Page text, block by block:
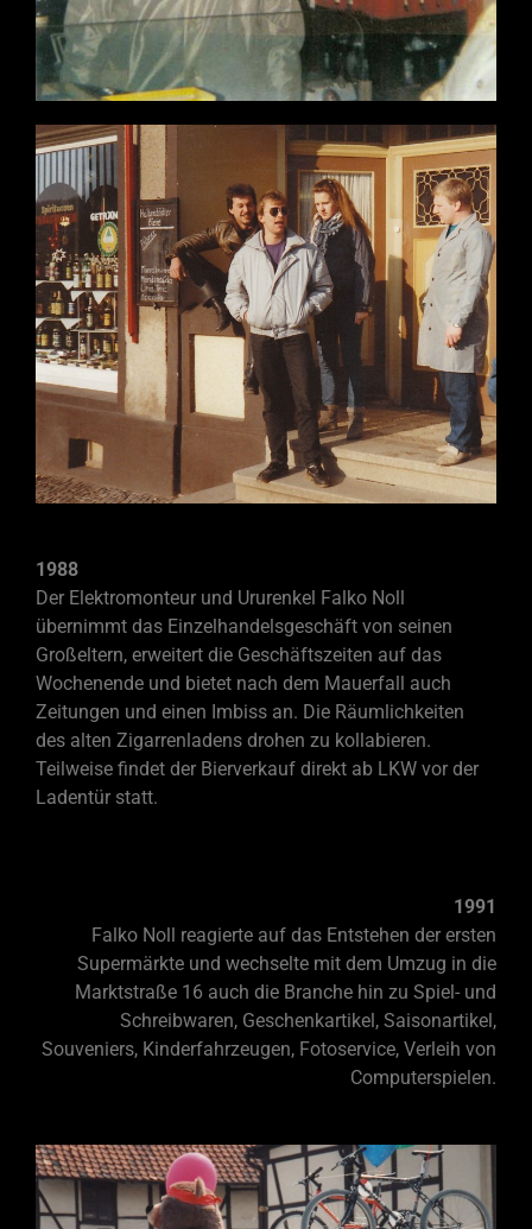
1988
Der Elektromonteur und Ururenkel Falko Noll
übernimmt das Einzelhandelsgeschäft von seinen
Großeltern, erweitert die Geschäftszeiten auf das
Wochenende und bietet nach dem Mauerfall auch
Zeitungen und einen Imbiss an. Die Räumlichkeiten
des alten Zigarrenladens drohen zu kollabieren.
Teilweise findet der Bierverkauf direkt ab LKW vor der
Ladentür statt.
1991
Falko Noll reagierte auf das Entstehen der ersten
Supermärkte und wechselte mit dem Umzug in die
Marktstraße 16 auch die Branche hin zu Spiel- und
Schreibwaren, Geschenkartikel, Saisonartikel,
Souveniers, Kinderfahrzeugen, Fotoservice, Verleih von
Computerspielen.